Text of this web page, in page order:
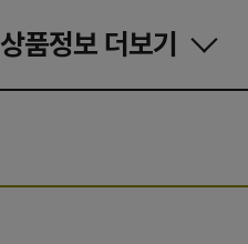
상품정보 더보기